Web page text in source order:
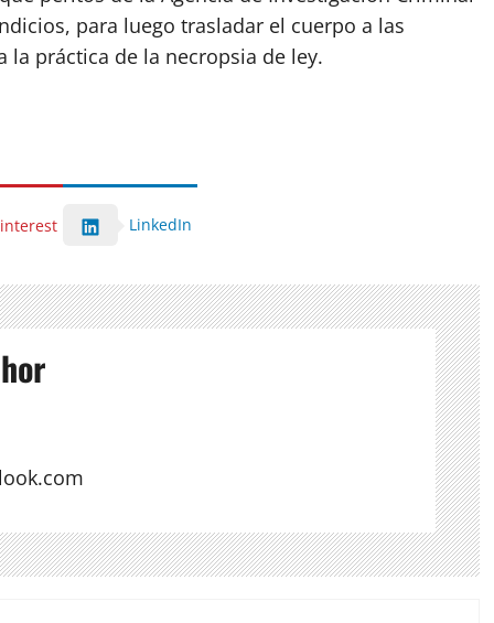
para luego trasladar el cuerpo a las
la práctica de la necropsia de ley.
LinkedIn